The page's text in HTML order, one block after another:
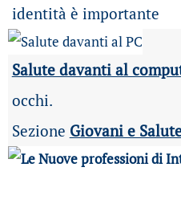
identità è importante
Salute davanti al
occhi.
Sezione Giovani e